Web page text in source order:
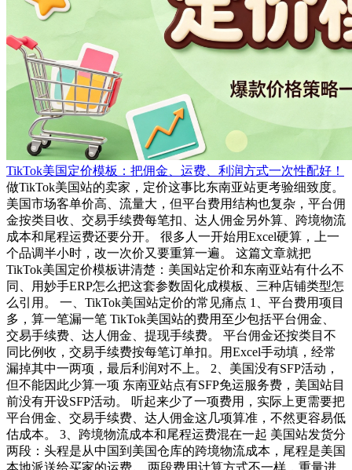
TikTok美国定价模板：把佣金、运费、利润方式一次性配好！
做TikTok美国站的卖家，定价这事比东南亚站更考验细致度。
美国市场客单价高、流量大，但平台费用结构也复杂，平台佣
金按类目收、交易手续费每笔扣、达人佣金另外算、跨境物流
成本和尾程运费还要分开。 很多人一开始用Excel硬算，上一
个品调半小时，改一次价又要重算一遍。 这篇文章就把
TikTok美国定价模板讲清楚：美国站定价和东南亚站有什么不
同、用妙手ERP怎么把这套参数固化成模板、三种店铺类型怎
么引用。 一、TikTok美国站定价的常见痛点 1、平台费用项目
多，算一笔漏一笔 TikTok美国站的费用至少包括平台佣金、
交易手续费、达人佣金、提现手续费。 平台佣金还按类目不
同比例收，交易手续费按每笔订单扣。用Excel手动填，经常
漏掉其中一两项，最后利润对不上。 2、美国没有SFP活动，
但不能因此少算一项 东南亚站点有SFP免运服务费，美国站目
前没有开设SFP活动。 听起来少了一项费用，实际上更需要把
平台佣金、交易手续费、达人佣金这几项算准，不然更容易低
估成本。 3、跨境物流成本和尾程运费混在一起 美国站发货分
两段：头程是从中国到美国仓库的跨境物流成本，尾程是美国
本地派送给买家的运费。 两段费用计算方式不一样，重量进